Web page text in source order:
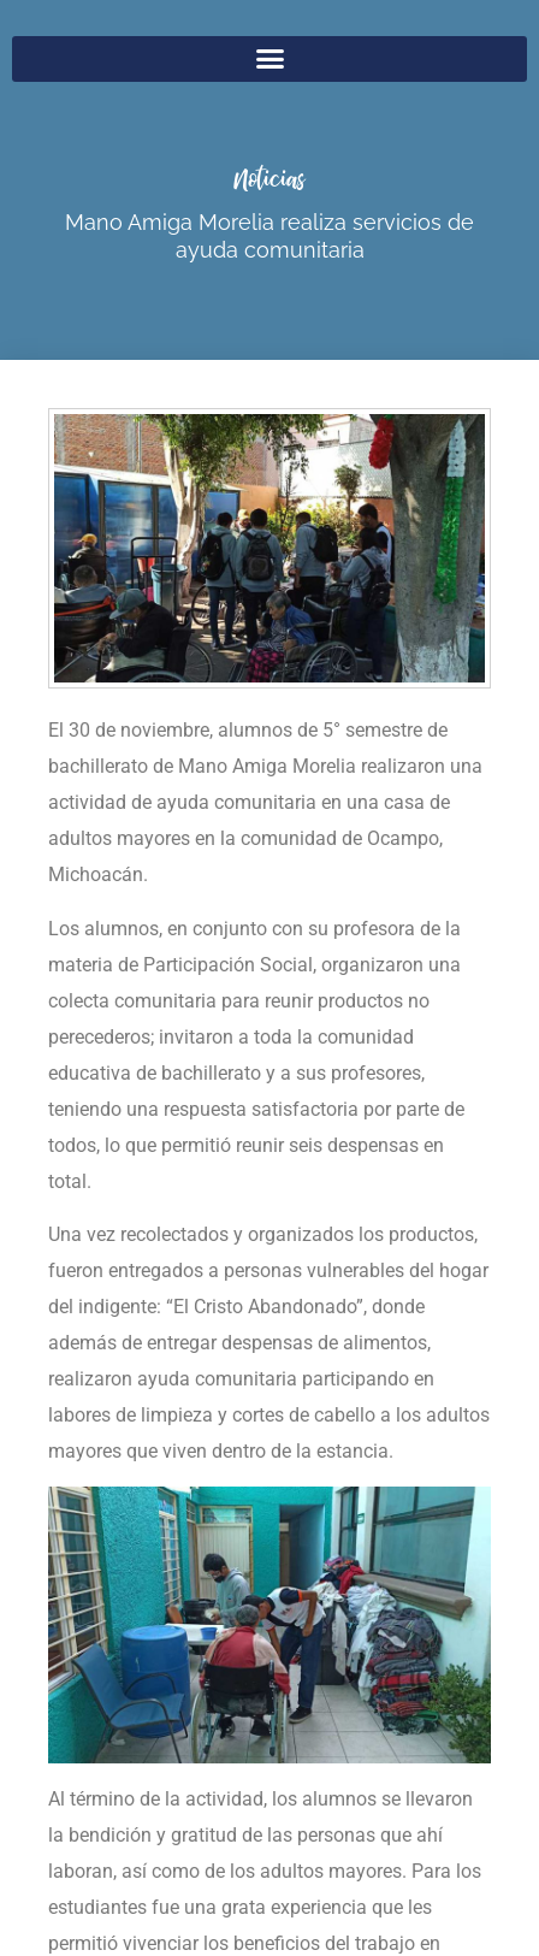
Noticias
Mano Amiga Morelia realiza servicios de
ayuda comunitaria
El 30 de noviembre, alumnos de 5° semestre de
bachillerato de Mano Amiga Morelia realizaron una
actividad de ayuda comunitaria en una casa de
adultos mayores en la comunidad de Ocampo,
Michoacán.
Los alumnos, en conjunto con su profesora de la
materia de Participación Social, organizaron una
colecta comunitaria para reunir productos no
perecederos; invitaron a toda la comunidad
educativa de bachillerato y a sus profesores,
teniendo una respuesta satisfactoria por parte de
todos, lo que permitió reunir seis despensas en
total.
Una vez recolectados y organizados los productos,
fueron entregados a personas vulnerables del hogar
del indigente: “El Cristo Abandonado”, donde
además de entregar despensas de alimentos,
realizaron ayuda comunitaria participando en
labores de limpieza y cortes de cabello a los adultos
mayores que viven dentro de la estancia.
Al término de la actividad, los alumnos se llevaron
la bendición y gratitud de las personas que ahí
laboran, así como de los adultos mayores. Para los
estudiantes fue una grata experiencia que les
permitió vivenciar los beneficios del trabajo en